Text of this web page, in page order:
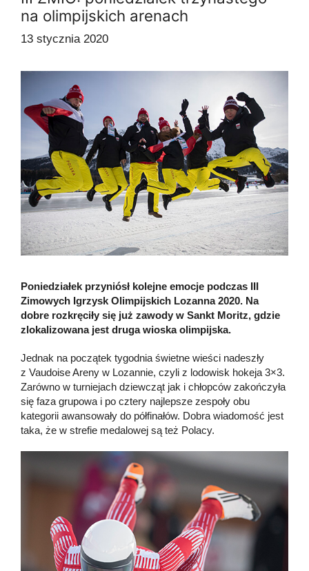
na olimpijskich arenach
13 stycznia 2020
Poniedziałek przyniósł kolejne emocje podczas III
Zimowych Igrzysk Olimpijskich Lozanna 2020. Na
dobre rozkręciły się już zawody w Sankt Moritz, gdzie
zlokalizowana jest druga wioska olimpijska.
Jednak na początek tygodnia świetne wieści nadeszły
z Vaudoise Areny w Lozannie, czyli z lodowisk hokeja 3×3.
Zarówno w turniejach dziewcząt jak i chłopców zakończyła
się faza grupowa i po cztery najlepsze zespoły obu
kategorii awansowały do półfinałów. Dobra wiadomość jest
taka, że w strefie medalowej są też Polacy.